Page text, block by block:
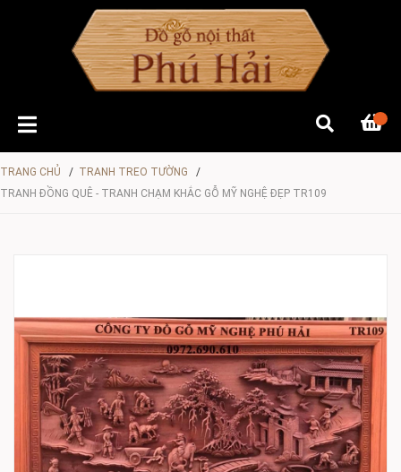
TRANG CHỦ / TRANH TREO TƯỜNG
/
TRANH ĐỒNG QUÊ - TRANH CHẠM KHẮC GỖ MỸ NGHỆ ĐẸP TR109